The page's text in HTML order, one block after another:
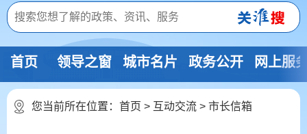
首页 领导之窗 城市名片 政务公开 网上服
您当前所在位置： 首页 > 互动交流 > 市长信箱